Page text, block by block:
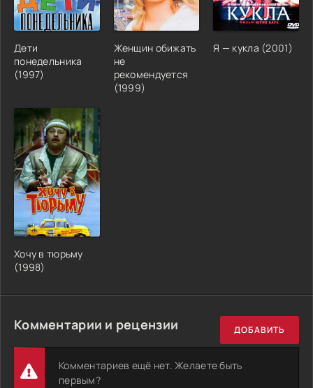
Дети
понедельника
(1997)
Женщин обижать
не
рекомендуется
(1999)
Я — кукла (2001)
Хочу в тюрьму
(1998)
Комментарии и рецензии ДОБАВИТЬ
Комментариев ещё нет. Желаете быть
первым?